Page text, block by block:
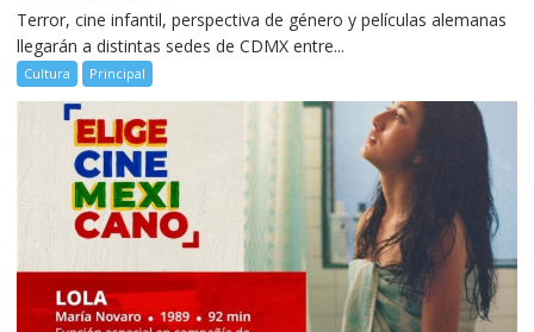
Terror, cine infantil, perspectiva de género y películas alemanas
llegarán a distintas sedes de CDMX entre...
Cultura Principal